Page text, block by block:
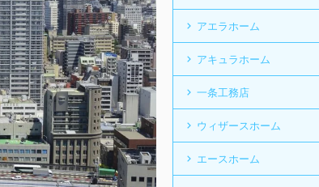
アエラホーム
アキュラホーム
一条工務店
ウィザースホーム
エースホーム